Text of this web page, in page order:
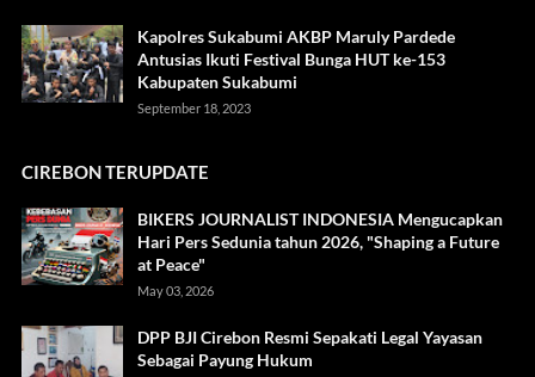
Kapolres Sukabumi AKBP Maruly Pardede
Antusias Ikuti Festival Bunga HUT ke-153
Kabupaten Sukabumi
September 18, 2023
CIREBON TERUPDATE
BIKERS JOURNALIST INDONESIA Mengucapkan
Hari Pers Sedunia tahun 2026, "Shaping a Future
at Peace"
May 03, 2026
DPP BJI Cirebon Resmi Sepakati Legal Yayasan
Sebagai Payung Hukum